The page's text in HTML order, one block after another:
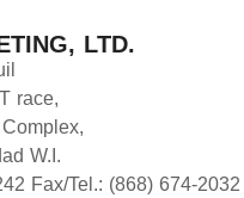
LTD.
race,
W.I.
Fax/Tel.: (868) 674-2032